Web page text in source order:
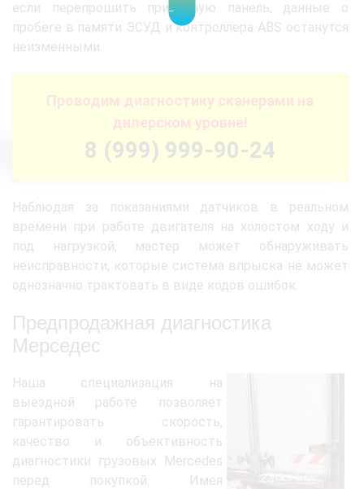
если перепрошить приборную панель, данные о
пробеге в памяти ЭСУД и контроллера ABS останутся
неизменными.
Проводим диагностику сканерами на
дилерском уровне!
8 (999) 999-90-24
Наблюдая за показаниями датчиков в реальном
времени при работе двигателя на холостом ходу и
под нагрузкой, мастер может обнаруживать
неисправности, которые система впрыска не может
однозначно трактовать в виде кодов ошибок.
Предпродажная диагностика
Мерседес
Наша специализация на
выездной работе позволяет
гарантировать скорость,
качество и объективность
диагностики грузовых Mercedes
перед покупкой. Имея